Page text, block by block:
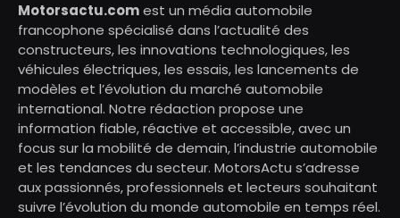
Motorsactu.comest un média automobile
francophone spécialisé dans l’actualité des
constructeurs, les innovations technologiques, les
véhicules électriques, les essais, les lancements de
modèles et l’évolution du marché automobile
international. Notre rédaction propose une
information fiable, réactive et accessible, avec un
focus sur la mobilité de demain, l’industrie automobile
et les tendances du secteur. MotorsActu s’adresse
aux passionnés, professionnels et lecteurs souhaitant
suivre l’évolution du monde automobile en temps réel.